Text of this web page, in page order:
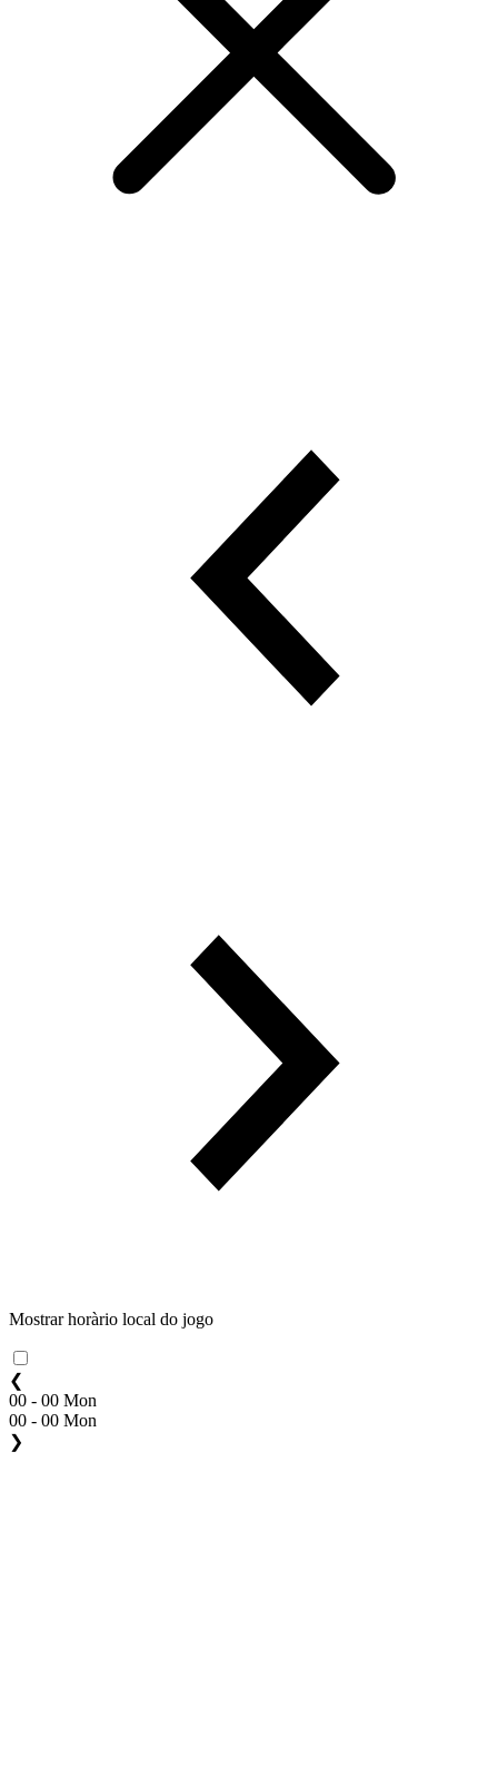
Mostrar horàrio local do jogo
❮
00 - 00 Mon
00 - 00 Mon
❯